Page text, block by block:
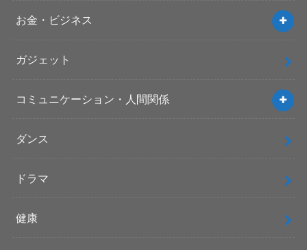
お金・ビジネス
ガジェット
コミュニケーション・人間関係
ダンス
ドラマ
健康